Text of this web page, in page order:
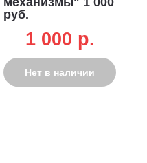
руб.
1 000 p.
Нет в наличии